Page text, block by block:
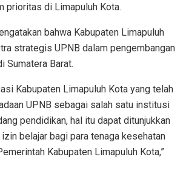
prioritas di Limapuluh Kota.
bahwa Kabupaten Limapuluh
strategis UPNB dalam pengembangan
Sumatera Barat.
Kabupaten Limapuluh Kota yang telah
UPNB sebagai salah satu institusi
pendidikan, hal itu dapat ditunjukkan
belajar bagi para tenaga kesehatan
Kabupaten Limapuluh Kota,”